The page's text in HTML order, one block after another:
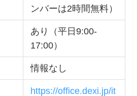
ンバーは2時間無料）
あり（平日9:00-
17:00）
情報なし
https://office.dexi.jp/it